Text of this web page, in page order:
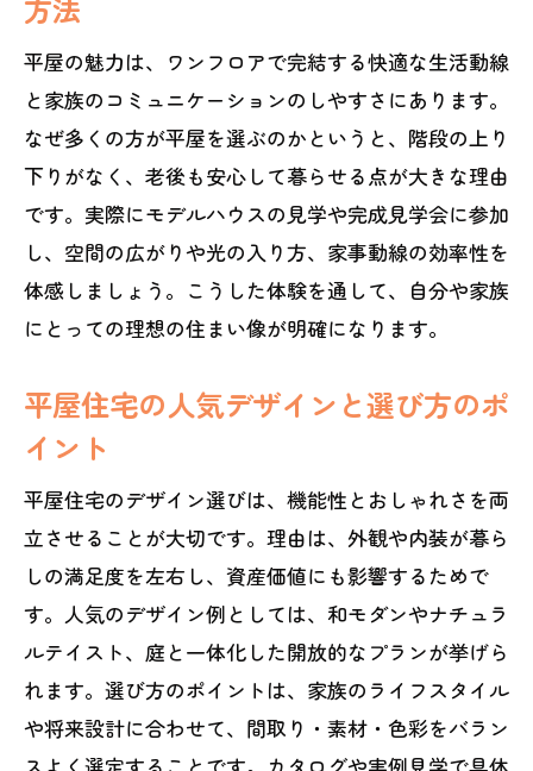
平屋住宅で叶える快適な家事動線の工夫
滋賀県で人気の平屋間取りポイント解説
方法
平屋の魅力は、ワンフロアで完結する快適な生活動線
と家族のコミュニケーションのしやすさにあります。
なぜ多くの方が平屋を選ぶのかというと、階段の上り
下りがなく、老後も安心して暮らせる点が大きな理由
です。実際にモデルハウスの見学や完成見学会に参加
し、空間の広がりや光の入り方、家事動線の効率性を
体感しましょう。こうした体験を通して、自分や家族
にとっての理想の住まい像が明確になります。
平屋住宅の人気デザインと選び方のポ
イント
平屋住宅のデザイン選びは、機能性とおしゃれさを両
立させることが大切です。理由は、外観や内装が暮ら
しの満足度を左右し、資産価値にも影響するためで
す。人気のデザイン例としては、和モダンやナチュラ
ルテイスト、庭と一体化した開放的なプランが挙げら
れます。選び方のポイントは、家族のライフスタイル
や将来設計に合わせて、間取り・素材・色彩をバラン